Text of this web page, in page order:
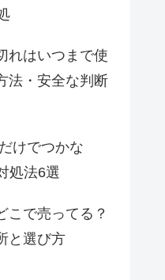
れはいつまで使
法・安全な判断
けでつかな
処法6選
こで売ってる？
と選び方